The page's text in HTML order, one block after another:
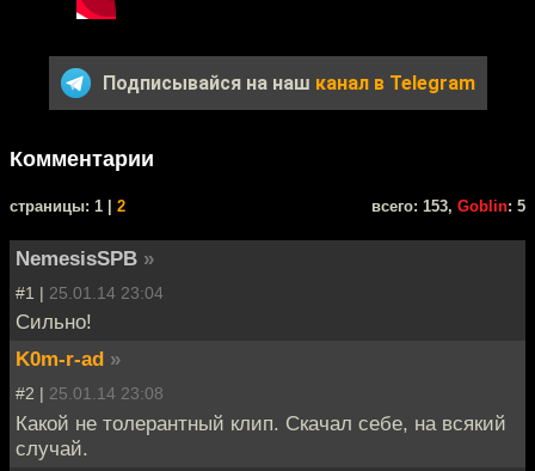
Подписывайся на наш канал в Telegram
Комментарии
cтраницы: 1 | 2 всего: 153, Goblin: 5
NemesisSPB »
#1 | 25.01.14 23:04
Сильно!
K0m-r-ad »
#2 | 25.01.14 23:08
Какой не толерантный клип. Скачал себе, на всякий
случай.